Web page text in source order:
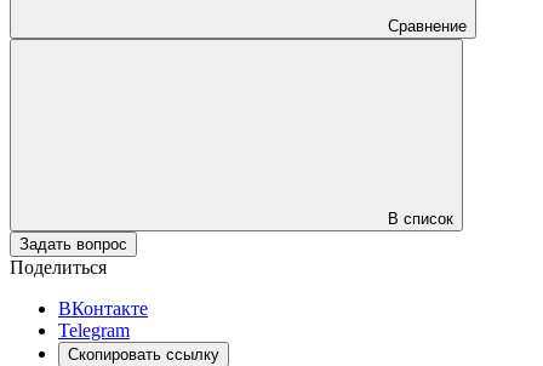
Сравнение
В список
Задать вопрос
Поделиться
ВКонтакте
Telegram
Скопировать ссылку